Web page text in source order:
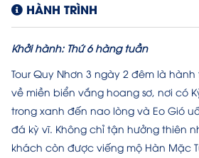
HÀNH TRÌNH
Khởi hành: Thứ 6 hàng tuần
Tour Quy Nhơn 3 ngày 2 đêm là
về miền biển vắng hoang sơ, nơi có
trong xanh đến nao lòng và Eo Gió
đá kỳ vĩ. Không chỉ tận hưởng thiên
khách còn được viếng mộ Hàn Mặc